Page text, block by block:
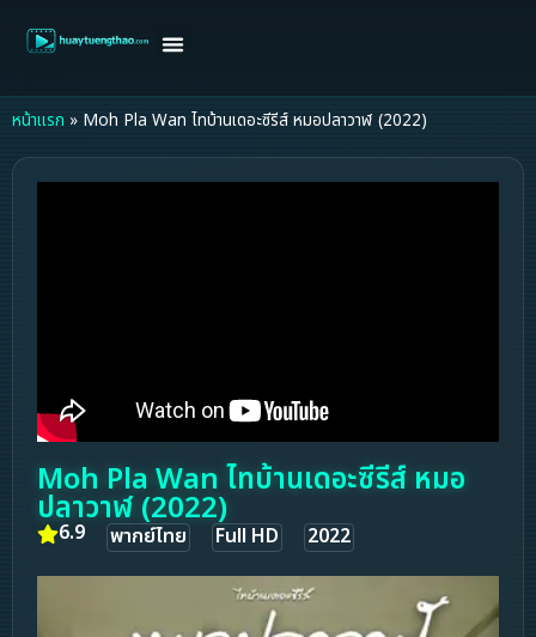
หน้าแรก » Moh Pla Wan ไทบ้านเดอะซีรีส์ หมอปลาวาฬ (2022)
Moh Pla Wan ไทบ้านเดอะซีรีส์ หมอ
ปลาวาฬ (2022)
6.9 พากย์ไทย Full HD 2022